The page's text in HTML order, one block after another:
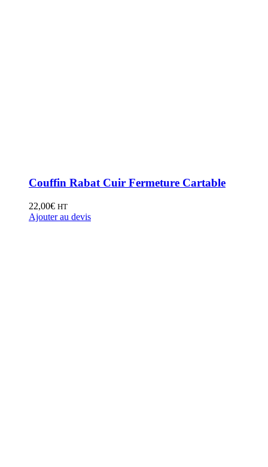
Couffin Rabat Cuir Fermeture Cartable
22,00€ HT
Ajouter au devis